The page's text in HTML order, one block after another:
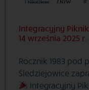
Integracyjny
14 września 2025 r.
Rocznik 1983 pod
Śledziejowice
Integracyjny